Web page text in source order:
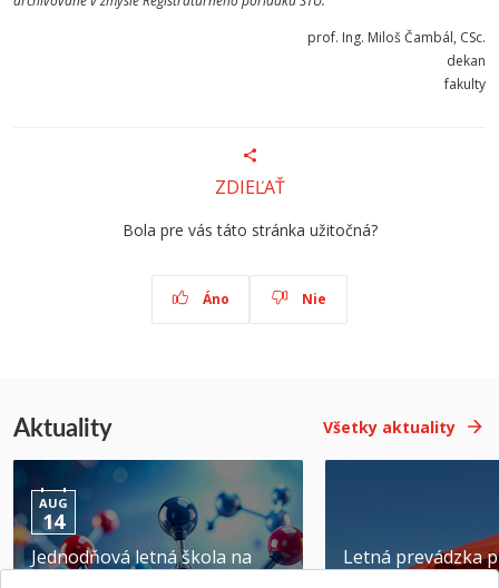
prof. Ing. Miloš Čambál, CSc.
dekan
fakulty
ZDIEĽAŤ
Bola pre vás táto stránka užitočná?
Áno Nie
Aktuality Všetky aktuality
AUG
14
Jednodňová letná škola na
Letná prevádzka